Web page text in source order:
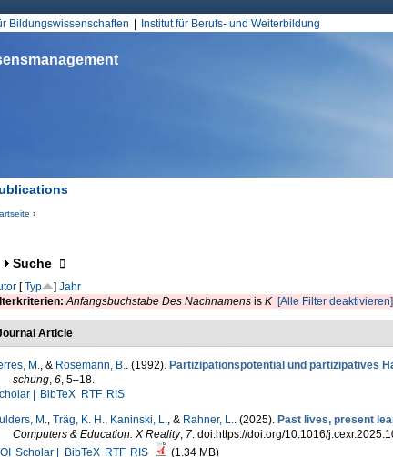
Bildungswissenschaften Institut für Berufs- und Weiterbildung
›
Anzeigen
Suche
[Typ ] Jahr
Anfangsbuchstabe Des Nachnamensis K [Alle Filter deaktivieren]
Article
M., & Rosemann, B.. (1992). Partizipationspotential und partizipatives
schung, 6, 5–18.
|
BibTeX RTF RIS
M., Träg, K. H., Kaninski, L., & Rahner, L.. (2025). Past lives, present
Computers & Education: X Reality, 7. doi:https://doi.org/10.1016/
Scholar | BibTeX RTF RIS
(1.34 MB)